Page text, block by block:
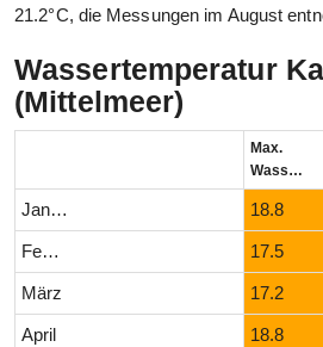
21.2°C, die Messungen im August
Wassertemperatur
(Mittelmeer)
Max.
Wassertemperatur (°C)
Januar 18.8
Februar 17.5
März 17.2
April 18.8